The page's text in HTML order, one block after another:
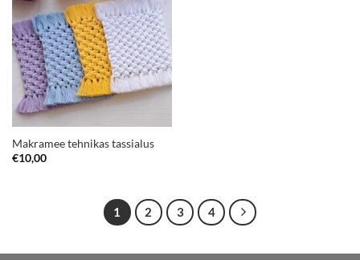
Makramee tehnikas tassialus
€10,00
1 2 3 4